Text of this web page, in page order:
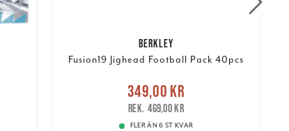
BERKLEY
Fusion19 Jighead Football Pack 40pcs
Nuvarande pris
Tidigare pris
349,00 kr
469,00 kr
FLER ÄN 6 ST KVAR